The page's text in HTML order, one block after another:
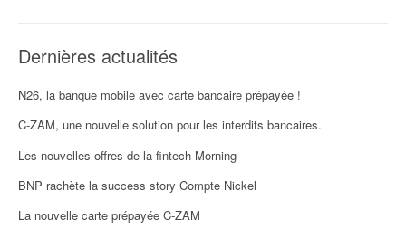
Dernières actualités
N26, la banque mobile avec carte bancaire prépayée !
C-ZAM, une nouvelle solution pour les interdits bancaires.
Les nouvelles offres de la fintech Morning
BNP rachète la success story Compte Nickel
La nouvelle carte prépayée C-ZAM